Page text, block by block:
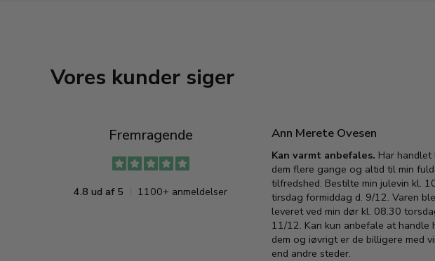
Vores kunder siger
Fremragende
4.8 ud af 5 1100+ anmeldelser
Ann Merete Ovesen
Kan varmt anbefales. Har handlet
dem flere gange og altid til min
tilfredshed. Bestilte min julevin kl.
tirsdag formiddag d. 9/12. Varen
leveret ved min dør kl. 08.30
11/12. Kan kun anbefale at handle
dem og iøvrigt er de billigere med
end andre steder.